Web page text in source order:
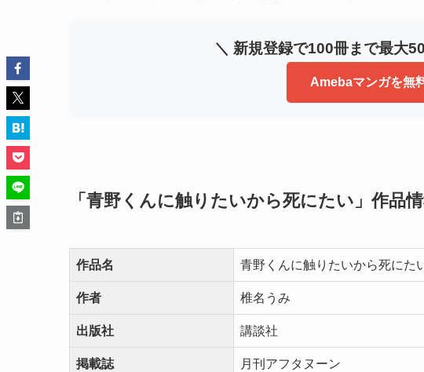
＼ 新規登録で100冊まで最大
Amebaマンガを無
「青野くんに触りたいから死にたい」作品
作品名 青野くんに触りたいから死にた
作者 椎名うみ
出版社 講談社
掲載誌 月刊アフタヌーン